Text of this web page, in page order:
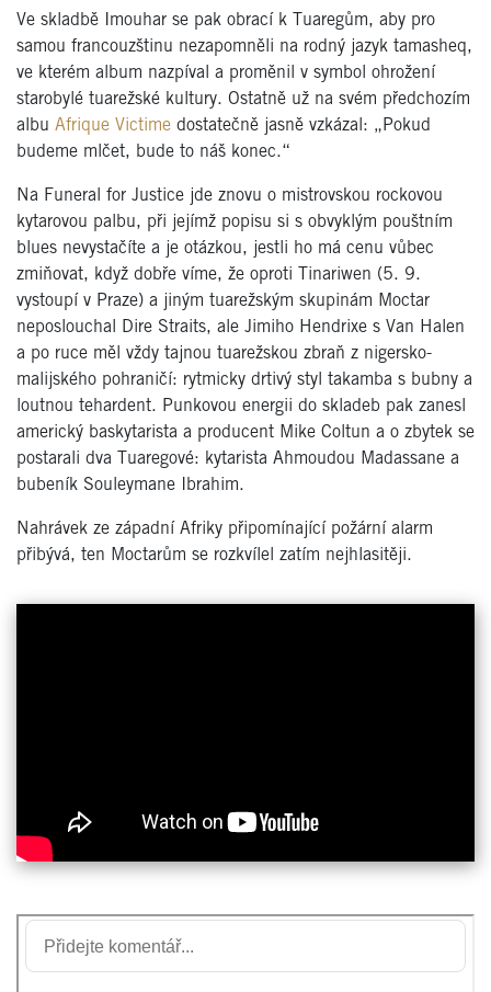
Ve skladbě Imouhar se pak obrací k Tuaregům, aby pro
samou francouzštinu nezapomněli na rodný jazyk tamasheq,
ve kterém album nazpíval a proměnil v symbol ohrožení
starobylé tuarežské kultury. Ostatně už na svém předchozím
albu Afrique Victime dostatečně jasně vzkázal: „Pokud
budeme mlčet, bude to náš konec.“
Na Funeral for Justice jde znovu o mistrovskou rockovou
kytarovou palbu, při jejímž popisu si s obvyklým pouštním
blues nevystačíte a je otázkou, jestli ho má cenu vůbec
zmiňovat, když dobře víme, že oproti Tinariwen (5. 9.
vystoupí v Praze) a jiným tuarežským skupinám Moctar
neposlouchal Dire Straits, ale Jimiho Hendrixe s Van Halen
a po ruce měl vždy tajnou tuarežskou zbraň z nigersko-
malijského pohraničí: rytmicky drtivý styl takamba s bubny a
loutnou tehardent. Punkovou energii do skladeb pak zanesl
americký baskytarista a producent Mike Coltun a o zbytek se
postarali dva Tuaregové: kytarista Ahmoudou Madassane a
bubeník Souleymane Ibrahim.
Nahrávek ze západní Afriky připomínající požární alarm
přibývá, ten Moctarům se rozkvílel zatím nejhlasitěji.